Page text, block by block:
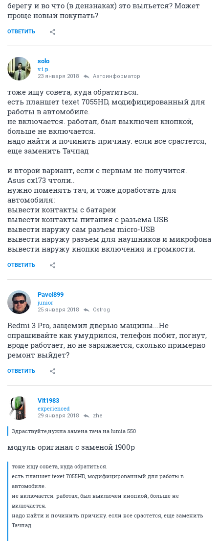
берегу и во что (в дензнаках) это выльется? Может
проще новый покупать?
ОТВЕТИТЬ
solo
v.i.p.
23 января 2018 Автоинформатор
тоже ищу совета, куда обратиться.
есть планшет texet 7055HD, модифицированный для
работы в автомобиле.
не включается. работал, был выключен кнопкой,
больше не включается.
надо найти и починить причину. если все срастется,
еще заменить Тачпад
и второй вариант, если с первым не получится.
Asus cx173 чтоли..
нужно поменять тач, и тоже доработать для
автомобиля:
вывести контакты с батареи
вывести контакты питания с разьема USB
вывести наружу сам разъем micro-USB
вывести наружу разъем для наушников и микрофона
вывести наружу кнопки включения и громкости.
ОТВЕТИТЬ
Pavel899
junior
25 января 2018 Ostrog
Redmi 3 Pro, защемил дверью мащины...Не
спрашивайте как умудрился, телефон побит, погнут,
вроде работает, но не заряжается, сколько примерно
ремонт выйдет?
ОТВЕТИТЬ
Vit1983
experienced
29 января 2018 zhe
Здраствуйте,нужна замена тача на lumia 550
модуль оригинал с заменой 1900р
тоже ищу совета, куда обратиться.
есть планшет texet 7055HD, модифицированный для работы в
автомобиле.
не включается. работал, был выключен кнопкой, больше не
включается.
надо найти и починить причину. если все срастется, еще заменить
Тачпад